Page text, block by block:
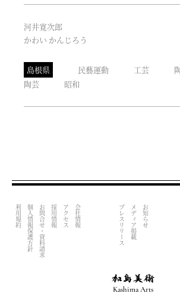
河井寛次郎
かわい かんじろう
島根県 民藝運動 工芸
陶芸
昭和
お知らせ
メディア掲載
プレスリリース
会社情報
アクセス
採用情報
お問合せ・資料請求
個人情報保護方針
利用規約
Kashima Arts